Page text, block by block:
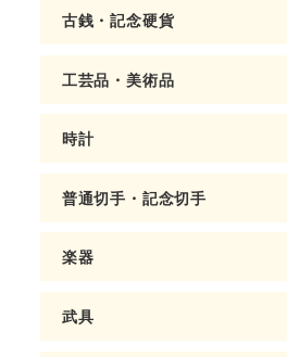
古銭・記念硬貨
工芸品・美術品
時計
普通切手・記念切手
楽器
武具